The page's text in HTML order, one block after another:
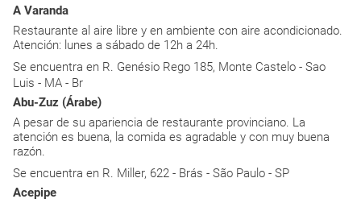
A Varanda
Restaurante al aire libre y en ambiente con aire acondicionado.
Atención: lunes a sábado de 12h a 24h.
Se encuentra en R. Genésio Rego 185, Monte Castelo - Sao
Luis - MA - Br
Abu-Zuz (Árabe)
A pesar de su apariencia de restaurante provinciano. La
atención es buena, la comida es agradable y con muy buena
razón.
Se encuentra en R. Miller, 622 - Brás - São Paulo - SP
Acepipe